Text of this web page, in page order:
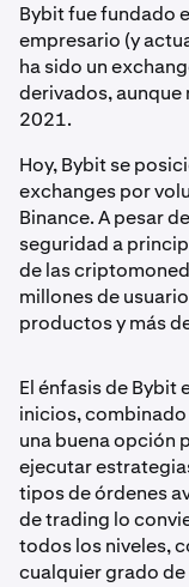
Bybit fue fundado
empresario (y
ha sido un
derivados,
2021.
Hoy, Bybit se
exchanges por
Binance. A pesar
seguridad a
de las
millones de
productos y más
El énfasis de Bybit
inicios,
una buena opción
ejecutar
tipos de órdenes
de trading lo
todos los niveles,
cualquier grado